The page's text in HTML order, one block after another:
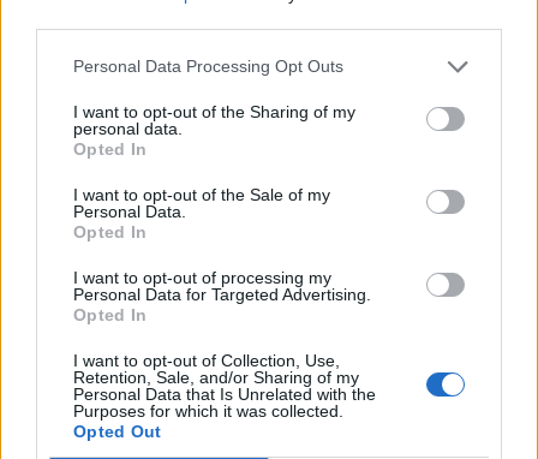
Personal Data Processing Opt Outs
I want to opt-out of the Sharing of my
personal data.
Opted In
I want to opt-out of the Sale of my
Personal Data.
Opted In
I want to opt-out of processing my
Personal Data for Targeted Advertising.
Opted In
I want to opt-out of Collection, Use,
Retention, Sale, and/or Sharing of my
Personal Data that Is Unrelated with the
Purposes for which it was collected.
Opted Out
Η μητέρα κοριτσιού δήλωσε: «Με κάλεσε η κόρη
μου από το κινητό του πατέρα της και την άκουσα
στη συνέχεια με πήρε τηλέφωνο και ο πατέρας της
και μου είπε ότι είναι στο Αστυνομικό Τμήμα
Γαλατσίου και ότι πρέπει να πάω να παραλάβω
την κόρη μας. Όταν έφθασα στο Τμήμα
είχαν συμβεί. Η κόρη μου επίσης μου ανέφερε ότι
ο πατέρας της κατά τη διάρκεια της παράστασης
έπινε μπύρες και κοιμόταν».
Ο πατέρας του κοριτσιού είναι πλέον
κατηγορούμενος για έκθεση της κόρης του σε